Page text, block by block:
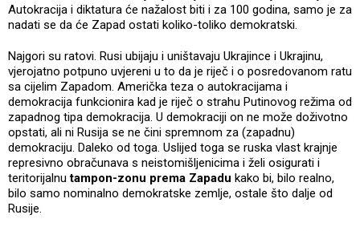
Autokracija i diktatura će nažalost biti i za 100 godina, samo je za
nadati se da će Zapad ostati koliko-toliko demokratski.
Najgori su ratovi. Rusi ubijaju i uništavaju Ukrajince i Ukrajinu,
vjerojatno potpuno uvjereni u to da je riječ i o posredovanom ratu
sa cijelim Zapadom. Američka teza o autokracijama i
demokracija funkcionira kad je riječ o strahu Putinovog režima od
zapadnog tipa demokracija. U demokraciji on ne može doživotno
opstati, ali ni Rusija se ne čini spremnom za (zapadnu)
demokraciju. Daleko od toga. Uslijed toga se ruska vlast krajnje
represivno obračunava s neistomišljenicima i želi osigurati i
teritorijalnutampon-zonu prema Zapadu kako bi, bilo realno,
bilo samo nominalno demokratske zemlje, ostale što dalje od
Rusije.